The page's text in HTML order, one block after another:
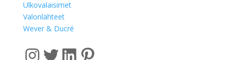
Ulkovalaisimet
Valonlähteet
Wever & Ducré
InstagramTwitter LinkedIn Pinterest